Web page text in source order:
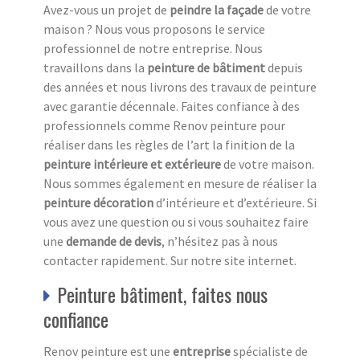
Avez-vous un projet de peindre la façadede votre
maison ? Nous vous proposons le service
professionnel de notre entreprise. Nous
travaillons dans la peinture de bâtimentdepuis
des années et nous livrons des travaux de peinture
avec garantie décennale. Faites confiance à des
professionnels comme Renov peinture pour
réaliser dans les règles de l’art la finition de la
peinture intérieure et extérieurede votre maison.
Nous sommes également en mesure de réaliser la
peinture décorationd’intérieure et d’extérieure. Si
vous avez une question ou si vous souhaitez faire
une demande de devis, n’hésitez pas à nous
contacter rapidement. Sur notre site internet.
Peinture bâtiment, faites nous
confiance
Renov peinture est une entreprisespécialiste de